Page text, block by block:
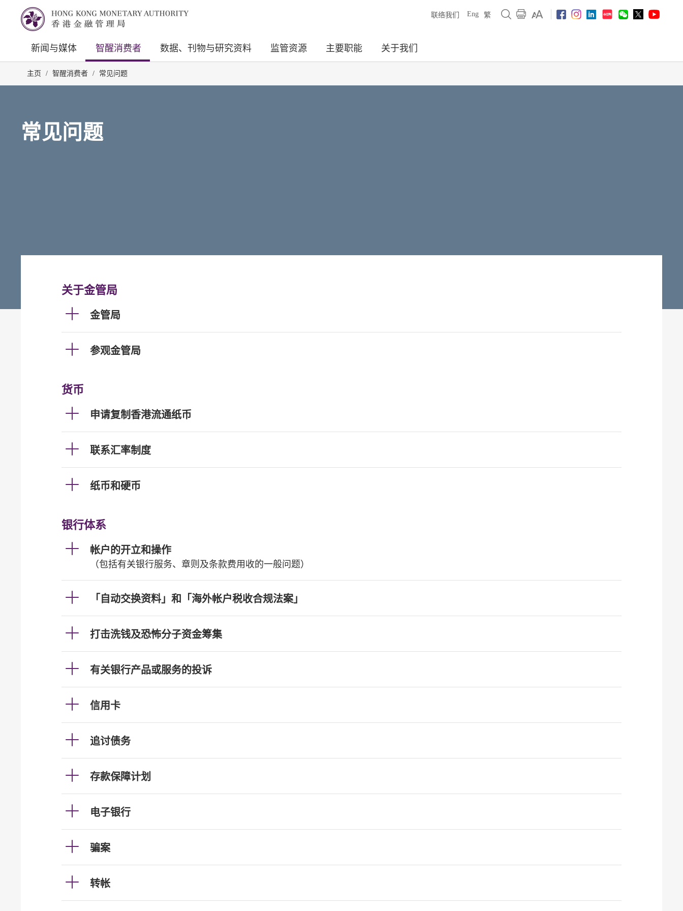
联络我们 Eng 繁
新闻与媒体 智醒消费者 数据、刊物与研究资料 监管资源 主要职能 关于我们
主页 / 智醒消费者 / 常见问题
常见问题
关于金管局
金管局
参观金管局
货币
申请复制香港流通纸币
联系汇率制度
纸币和硬币
银行体系
帐户的开立和操作
（包括有关银行服务、章则及条款费用收的一般问题）
「自动交换资料」和「海外帐户税收合规法案」
打击洗钱及恐怖分子资金筹集
有关银行产品或服务的投诉
信用卡
追讨债务
存款保障计划
电子银行
骗案
转帐